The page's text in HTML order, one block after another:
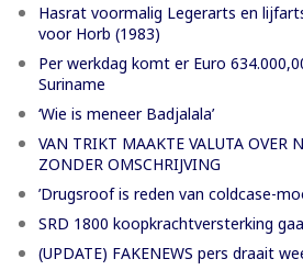
Hasrat voormalig Legerarts en
voor Horb (1983)
Per werkdag komt er Euro
Suriname
‘Wie is meneer Badjalala’
VAN TRIKT MAAKTE VALUTA OVER
ZONDER OMSCHRIJVING
’Drugsroof is reden van coldcase-
SRD 1800 koopkrachtversterking
(UPDATE) FAKENEWS pers draait